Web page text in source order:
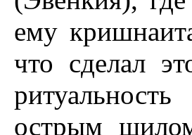
ему
что сделал
острым